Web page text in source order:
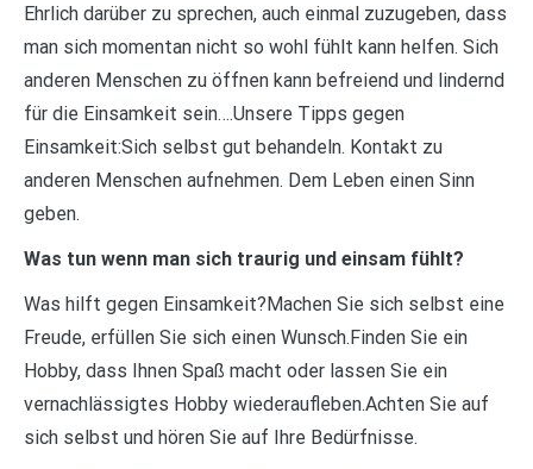
Ehrlich darüber zu sprechen, auch einmal zuzugeben, dass
man sich momentan nicht so wohl fühlt kann helfen. Sich
anderen Menschen zu öffnen kann befreiend und lindernd
für die Einsamkeit sein….Unsere Tipps gegen
Einsamkeit:Sich selbst gut behandeln. Kontakt zu
anderen Menschen aufnehmen. Dem Leben einen Sinn
geben.
Was tun wenn man sich traurig und einsam fühlt?
Was hilft gegen Einsamkeit?Machen Sie sich selbst eine
Freude, erfüllen Sie sich einen Wunsch.Finden Sie ein
Hobby, dass Ihnen Spaß macht oder lassen Sie ein
vernachlässigtes Hobby wiederaufleben.Achten Sie auf
sich selbst und hören Sie auf Ihre Bedürfnisse.